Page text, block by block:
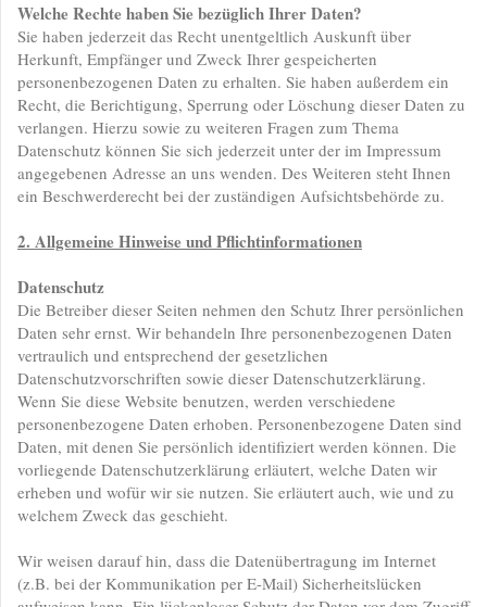
Welche Rechte haben Sie bezüglich Ihrer Daten?
Sie haben jederzeit das Recht unentgeltlich Auskunft über
Herkunft, Empfänger und Zweck Ihrer gespeicherten
personenbezogenen Daten zu erhalten. Sie haben außerdem ein
Recht, die Berichtigung, Sperrung oder Löschung dieser Daten zu
verlangen. Hierzu sowie zu weiteren Fragen zum Thema
Datenschutz können Sie sich jederzeit unter der im Impressum
angegebenen Adresse an uns wenden. Des Weiteren steht Ihnen
ein Beschwerderecht bei der zuständigen Aufsichtsbehörde zu.
2. Allgemeine Hinweise und Pflichtinformationen
Datenschutz
Die Betreiber dieser Seiten nehmen den Schutz Ihrer persönlichen
Daten sehr ernst. Wir behandeln Ihre personenbezogenen Daten
vertraulich und entsprechend der gesetzlichen
Datenschutzvorschriften sowie dieser Datenschutzerklärung.
Wenn Sie diese Website benutzen, werden verschiedene
personenbezogene Daten erhoben. Personenbezogene Daten sind
Daten, mit denen Sie persönlich identifiziert werden können. Die
vorliegende Datenschutzerklärung erläutert, welche Daten wir
erheben und wofür wir sie nutzen. Sie erläutert auch, wie und zu
welchem Zweck das geschieht.
Wir weisen darauf hin, dass die Datenübertragung im Internet
(z.B. bei der Kommunikation per E-Mail) Sicherheitslücken